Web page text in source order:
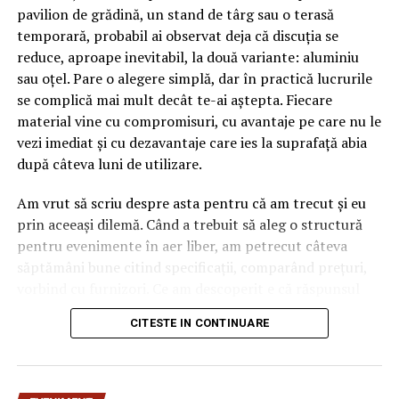
pavilion de grădină, un stand de târg sau o terasă
temporară, probabil ai observat deja că discuția se
reduce, aproape inevitabil, la două variante: aluminiu
sau oțel. Pare o alegere simplă, dar în practică lucrurile
se complică mai mult decât te-ai aștepta. Fiecare
material vine cu compromisuri, cu avantaje pe care nu le
vezi imediat și cu dezavantaje care ies la suprafață abia
după câteva luni de utilizare.
Am vrut să scriu despre asta pentru că am trecut și eu
prin aceeași dilemă. Când a trebuit să aleg o structură
pentru evenimente în aer liber, am petrecut câteva
săptămâni bune citind specificații, comparând prețuri,
„corect” depinde mult de context, de cât de des muți
pavilionul și de ce condiții meteo ai de înfruntat.
CITESTE IN CONTINUARE